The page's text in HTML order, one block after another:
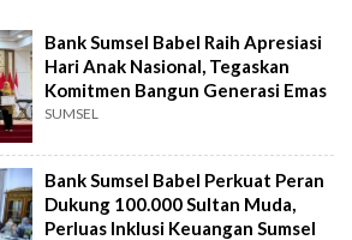
Bank Sumsel Babel Raih Apresiasi
Hari Anak Nasional, Tegaskan
Komitmen Bangun Generasi Emas
SUMSEL
Bank Sumsel Babel Perkuat Peran
Dukung 100.000 Sultan Muda,
Perluas Inklusi Keuangan Sumsel